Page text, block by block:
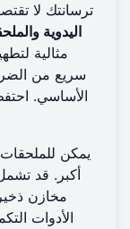
ترسانتك لا
اليدوية
مثالية
سريع من
الأساسي.
يمكن
أكبر. قد
مخازن
الأدوات